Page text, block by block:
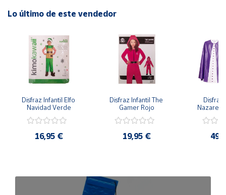
Lo último de este vendedor
Disfraz Infantil Elfo
Navidad Verde
16,95 €
Disfraz Infantil The
Gamer Rojo
19,95 €
Disfraz